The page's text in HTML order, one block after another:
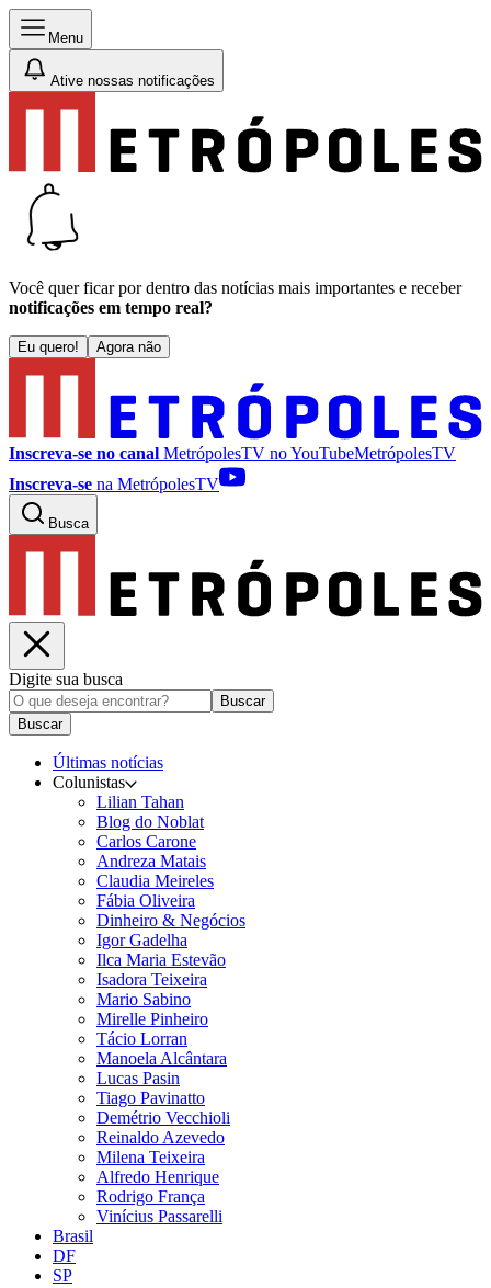
Menu
Ative nossas notificações
Você quer ficar por dentro das notícias mais importantes e receber
notificações em tempo real?
Eu quero! Agora não
Inscreva-se no canal MetrópolesTV noYouTubeMetrópolesTV
Inscreva-se na MetrópolesTV
Busca
Digite sua busca
Buscar
Buscar
Últimas notícias
Colunistas
Lilian Tahan
Blog do Noblat
Carlos Carone
Andreza Matais
Claudia Meireles
Fábia Oliveira
Dinheiro & Negócios
Igor Gadelha
Ilca Maria Estevão
Isadora Teixeira
Mario Sabino
Mirelle Pinheiro
Tácio Lorran
Manoela Alcântara
Lucas Pasin
Tiago Pavinatto
Demétrio Vecchioli
Reinaldo Azevedo
Milena Teixeira
Alfredo Henrique
Rodrigo França
Vinícius Passarelli
Brasil
DF
SP